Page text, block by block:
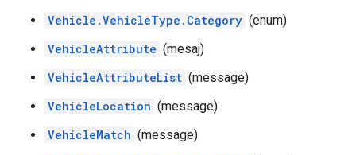
Vehicle.VehicleType.Category (enum)
VehicleAttribute (mesaj)
VehicleAttributeList (message)
VehicleLocation (message)
VehicleMatch (message)